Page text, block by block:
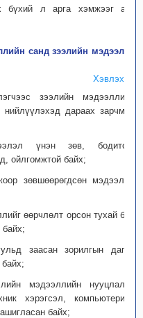
бүхий л арга хэмжээг авч
санд зээлийн мэдээлэл
Хэвлэх
зээлийн мэдээллийн
дараах зарчмыг
үнэн зөв, бодитой,
ойлгомжтой байх;
зөвшөөрөгдсөн мэдээлэл
өөрчлөлт орсон тухай бүр
заасан зорилгын дагуу
мэдээллийн нууцлалыг
хэрэгсэл, компьютерийн
байх;